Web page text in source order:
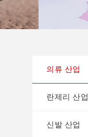
의류 산업
란제리 산업
신발 산업